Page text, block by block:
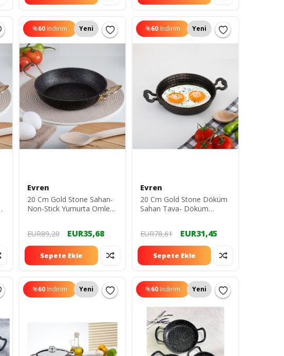
%60 İndirim Yeni
Evren
20 Cm Gold Stone Sahan-
Non-Stick Yumurta Omlet
EUR89,20
EUR35,68
Sepete Ekle
%60 İndirim Yeni
Evren
20 Cm Gold Stone Döküm
Sahan Tava- Döküm
EUR78,61 EUR31,45
Sepete Ekle
%60 İndirim Yeni %60 İndirim Yeni